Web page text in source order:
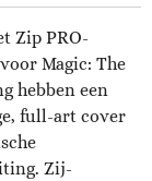
Zip PRO-
Magic: The
hebben een
full-art cover
Zij-